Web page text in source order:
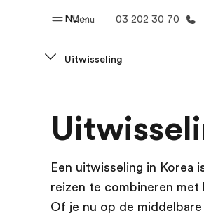
Menu
NL 03 202 30 70
Welkom bij EF
Uitwisseling
Een uitwisseling in Korea
reizen te combineren met
Of je nu op de